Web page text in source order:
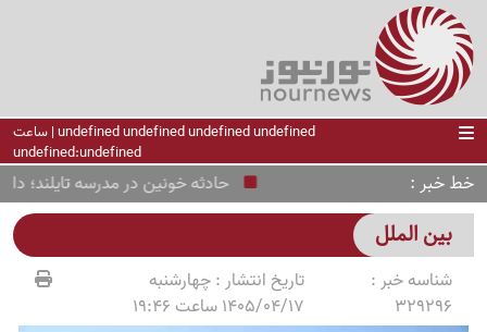
undefined undefined undefined undefined | ساعت
undefined:undefined
خط خبر حادثه خونین در مدرسه تایلند؛
بین الملل
شناسه خبر :
329296
تاریخ انتشار :چهارشنبه
1405/04/17 ساعت 19:46